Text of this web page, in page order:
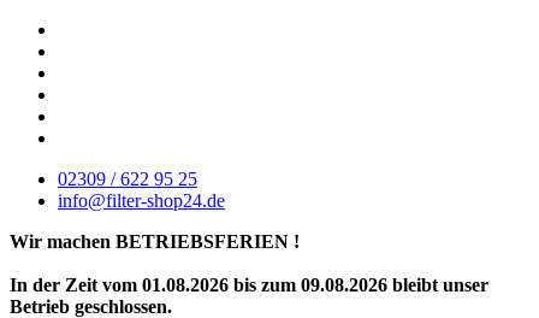
02309 / 622 95 25
info@filter-shop24.de
Wir machen BETRIEBSFERIEN !
In der Zeit vom 01.08.2026 bis zum 09.08.2026 bleibt unser
Betrieb geschlossen.